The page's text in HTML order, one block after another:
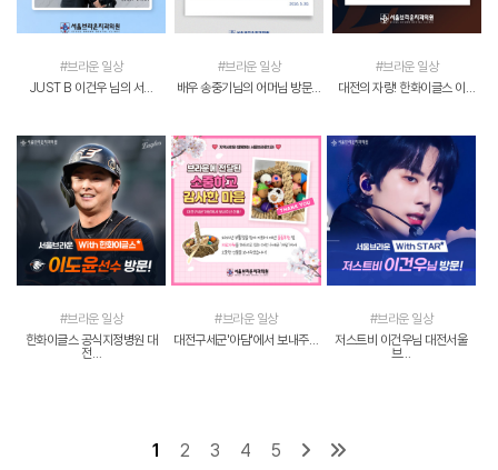
#브라운 일상
JUST B 이건우 님의 서…
#브라운 일상
배우 송중기님의 어머님 방문…
#브라운 일상
대전의 자랑! 한화이글스 이…
#브라운 일상
한화이글스 공식지정병원 대
전…
#브라운 일상
대전구세군'아담'에서 보내주…
#브라운 일상
저스트비 이건우님 대전서울
브…
1 2 3 4 5